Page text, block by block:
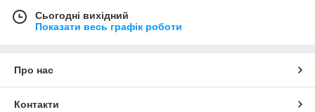
Сьогодні вихідний
Показати весь графік роботи
Про нас
Контакти